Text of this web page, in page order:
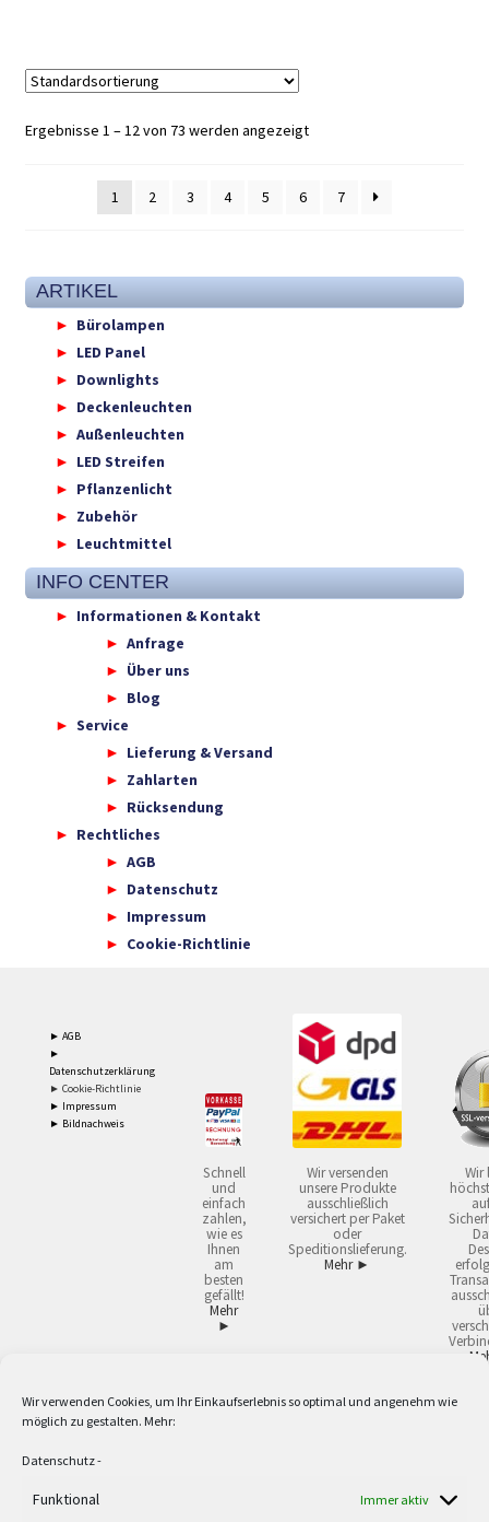
Wir verwenden Cookies, um Ihr Einkaufserlebnis so optimal und angenehm wie
möglich zu gestalten. Mehr:
Datenschutz-
Funktional Immer aktiv
Ergebnisse 1 – 12 von 73 werden angezeigt
1 2 3 4 5 6 7
ARTIKEL
Bürolampen
LED Panel
Downlights
Deckenleuchten
Außenleuchten
LED Streifen
Pflanzenlicht
Zubehör
Leuchtmittel
INFO CENTER
Informationen & Kontakt
Anfrage
Über uns
Blog
Service
Lieferung & Versand
Zahlarten
Rücksendung
Rechtliches
AGB
Datenschutz
Impressum
Cookie-Richtlinie
► AGB
►
Datenschutzerklärung
► Cookie-Richtlinie
► Impressum
► Bildnachweis
Schnell
und
einfach
zahlen,
wie es
Ihnen
am
besten
gefällt!
Mehr
►
Wir versenden
unsere Produkte
ausschließlich
versichert per Paket
oder
Speditionslieferung.
Mehr ►
Wir
2 Lieferzeiten gelten mit Express-24.
Versandkostenfrei ab 59,90 € Nettowarenwert. Inseln ausgenommen. Unsere
Berufe zur Verwendung in der selbständigen, beruflichen oder gewerblichen